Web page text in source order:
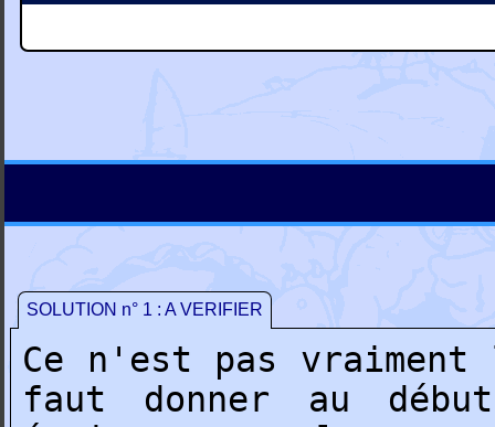
SOLUTION n° 1 : A VERIFIER
Ce n'est pas
faut donner au